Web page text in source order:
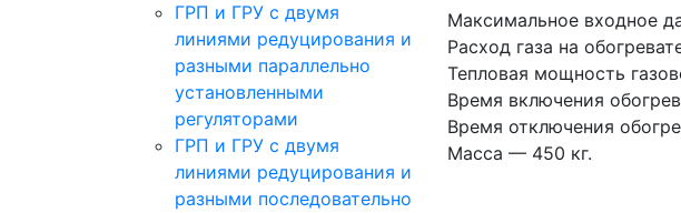
ГРП и ГРУ с двумя
линиями редуцирования и
разными параллельно
установленными
регуляторами
ГРП и ГРУ с двумя
линиями редуцирования и
разными последовательно
Максимальное входное
Расход газа на
Тепловая мощность
Время включения
Время отключения
Масса — 450 кг.